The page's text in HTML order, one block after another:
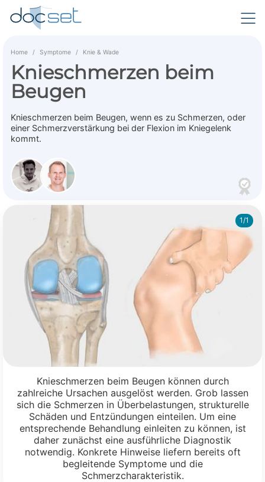
Home Symptome Knie & Wade
Knieschmerzen beim
Beugen
Knieschmerzen beim Beugen, wenn es zu Schmerzen, oder
einer Schmerzverstärkung bei der Flexion im Kniegelenk
kommt.
1/1
Knieschmerzen beim Beugen können durch
zahlreiche Ursachen ausgelöst werden. Grob lassen
sich die Schmerzen in Überbelastungen, strukturelle
Schäden und Entzündungen einteilen. Um eine
entsprechende Behandlung einleiten zu können, ist
daher zunächst eine ausführliche Diagnostik
notwendig. Konkrete Hinweise liefern bereits oft
begleitende Symptome und die
Schmerzcharakteristik.